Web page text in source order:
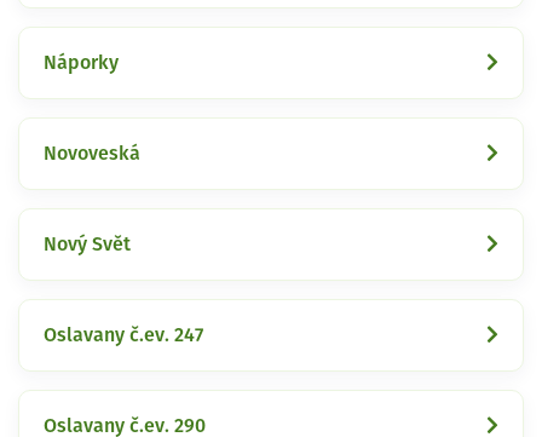
Náporky
Novoveská
Nový Svět
Oslavany č.ev. 247
Oslavany č.ev. 290